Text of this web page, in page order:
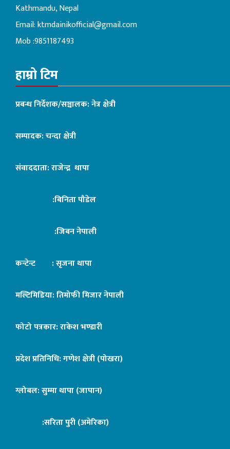
Kathmandu, Nepal
Email:ktmdainikofficial@gmail.com
Mob :9851187493
हाम्रो टिम
प्रबन्ध निर्देशक/सञ्चालक: नेत्र क्षेत्री
सम्पादक: चन्दा क्षेत्री
संवाददाता: राजेन्द्र थापा
:बिनिता पौडेल
:जिबन नेपाली
कन्टेन्ट : सृजना थापा
मल्टिमिडिया: तिमोफी मिजार नेपाली
फोटो पत्रकार: राकेश भण्डारी
प्रदेश प्रतिनिधि: गणेश क्षेत्री (पोखरा)
ग्लोबल: सुम्मा थापा (जापान)
:सरिता पुरी (अमेरिका)